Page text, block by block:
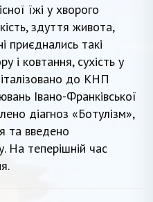
їжі у хворого
здуття живота,
приєднались такі
і ковтання, сухість у
до КНП
Івано-Франківської
діагноз «Ботулізм»,
та введено
На теперішній час